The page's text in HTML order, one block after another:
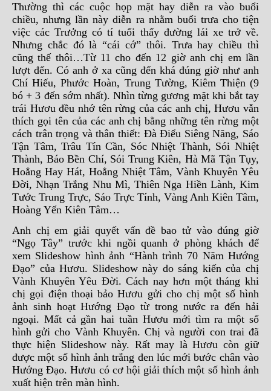
Thường thì các cuộc họp mặt hay diễn ra vào buổi
chiều, nhưng lần này diễn ra nhằm buổi trưa cho tiện
việc các Trưởng có tí tuổi thấy đường lái xe trở về.
Nhưng chắc đó là “cái cớ” thôi. Trưa hay chiều thì
cũng thế thôi…Từ 11 cho đến 12 giờ anh chị em lần
lượt đến. Có anh ở xa cũng đến khá đúng giờ như anh
Chí Hiếu, Phước Hoàn, Trung Tường, Kiêm Thiện (9
bó + 3 đến sớm nhất). Nhìn từng gương mặt khi bắt tay
trái Hươu đều nhớ tên rừng của các anh chị, Hươu vẫn
thích gọi tên của các anh chị bằng những tên rừng một
cách trân trọng và thân thiết: Đà Điểu Siêng Năng, Sáo
Tận Tâm, Trâu Tín Cần, Sóc Nhiệt Thành, Sói Nhiệt
Thành, Báo Bền Chí, Sói Trung Kiên, Hà Mã Tận Tụy,
Hoẳng Hay Hát, Hoẳng Nhiệt Tâm, Vành Khuyên Yêu
Đời, Nhạn Trắng Nhu Mì, Thiên Nga Hiền Lành, Kim
Tước Trung Trực, Sáo Trực Tính, Vàng Anh Kiên Tâm,
Hoàng Yến Kiên Tâm…
Anh chị em giải quyết vấn đề bao tử vào đúng giờ
“Ngọ Tây” trước khi ngồi quanh ở phòng khách để
xem Slideshow hình ảnh “Hành trình 70 Năm Hướng
Đạo” của Hươu. Slideshow này do sáng kiến của chị
Vành Khuyên Yêu Đời. Cách nay hơn một tháng khi
chị gọi điện thoại bảo Hươu gửi cho chị một số hình
ảnh sinh hoạt Hướng Đạo từ trong nước ra đến hải
ngoại. Mất cả gần hai tuần Hươu mới tìm ra một số
hình gửi cho Vành Khuyên. Chị và người con trai đã
thực hiện Slideshow này. Rất may là Hươu còn giữ
được một số hình ảnh trắng đen lúc mới bước chân vào
Hướng Đạo. Hươu có cơ hội giải thích một số hình ảnh
xuất hiện trên màn hình.